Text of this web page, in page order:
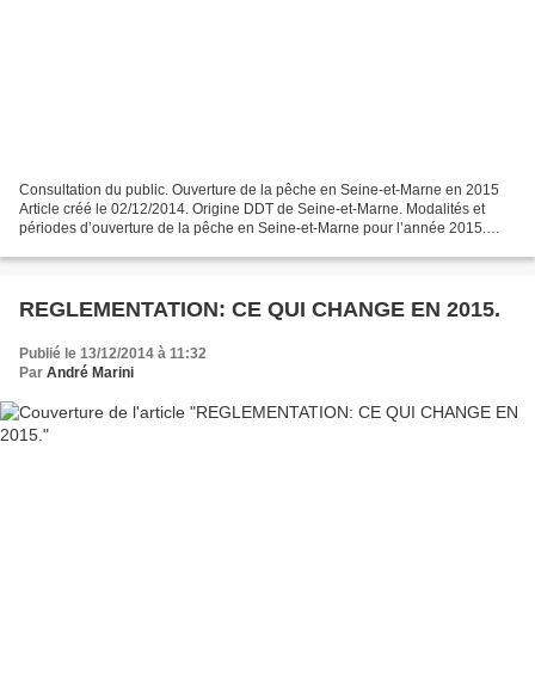
Consultation du public. Ouverture de la pêche en Seine-et-Marne en 2015
Article créé le 02/12/2014. Origine DDT de Seine-et-Marne. Modalités et
périodes d’ouverture de la pêche en Seine-et-Marne pour l’année 2015.
REGLEMENTATION: CE QUI CHANGE EN 2015.
Publié le 13/12/2014 à 11:32
Par André Marini